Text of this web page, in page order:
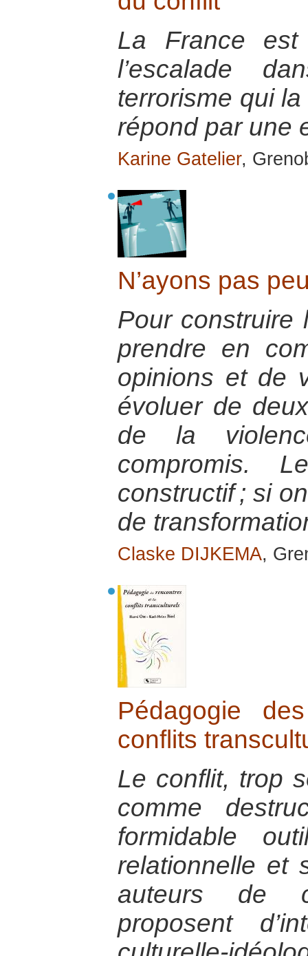
La France
l’escalade
terrorisme qui
répond par une
Karine Gatelier,
N’ayons pas
Pour construire
prendre en
opinions et de
évoluer de
de la
compromis.
constructif ; si
de
Claske DIJKEMA,
Pédagogie
conflits
Le conflit, trop
comme
formidable
relationnelle et
auteurs de
proposent